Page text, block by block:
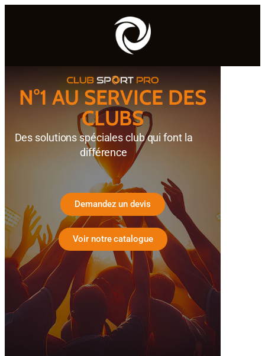
N°1 AU SERVICE DES
CLUBS
Des solutions spéciales club qui font la
différence
Demandez un devis
Voir notre catalogue